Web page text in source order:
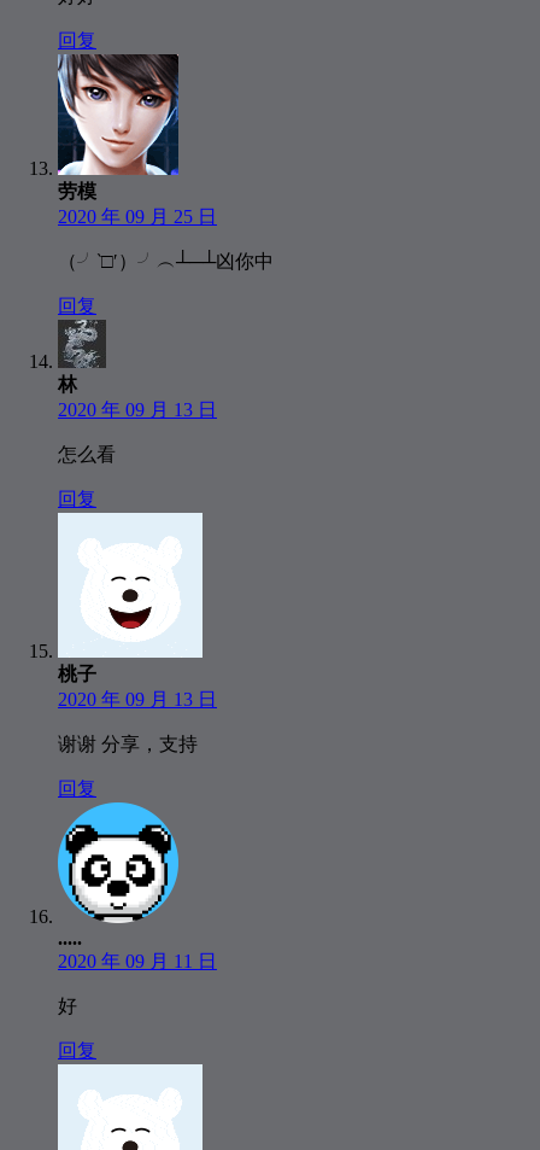
回复
劳模
2020 年 09 月 25 日
（╯‵□′）╯︵┴─┴凶你中
回复
林
2020 年 09 月 13 日
怎么看
回复
桃子
2020 年 09 月 13 日
谢谢 分享，支持
回复
.....
2020 年 09 月 11 日
好
回复